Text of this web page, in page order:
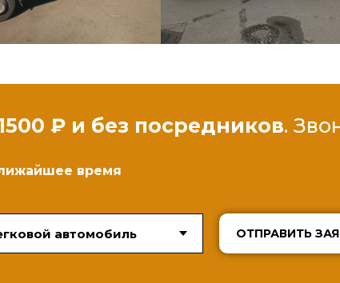
₽ и без посредников.
время
ОТПРАВИТЬ